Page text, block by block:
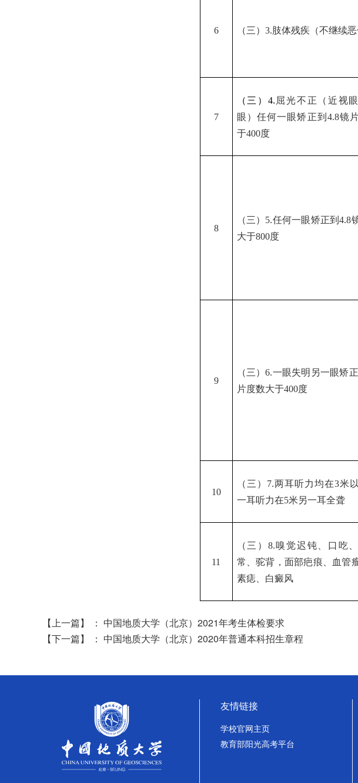
6 （三） 3.肢体残疾（不继续恶
7
（三） 4. 屈光不正（近视
眼）任何一眼矫正到 4.8镜
于400度
8
（三） 5.任何一眼矫正到4.8
大于800度
9
（三）6.一眼失明另一眼矫
片度数大于400度
10
（三） 7.两耳听力均在3米
一耳听力在5米另一耳全聋
11
（三） 8.嗅觉迟钝、口吃
常、驼背，面部疤痕、血管
素痣、白癜风
【上一篇】 ： 中国地质大学（北京）2021年考生体检要求
【下一篇】
： 中国地质大学（北京）2020年普通本科招生章程
友情链接
学校官网主页
教育部阳光高考平台